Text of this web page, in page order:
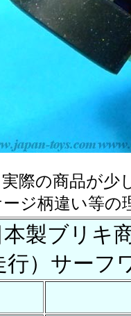
際の商品が少
ジ柄違い等の
本製ブリキ
行）サーフ